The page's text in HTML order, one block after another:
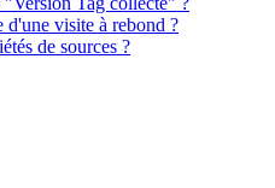
d'une visite à rebond ?
de sources ?